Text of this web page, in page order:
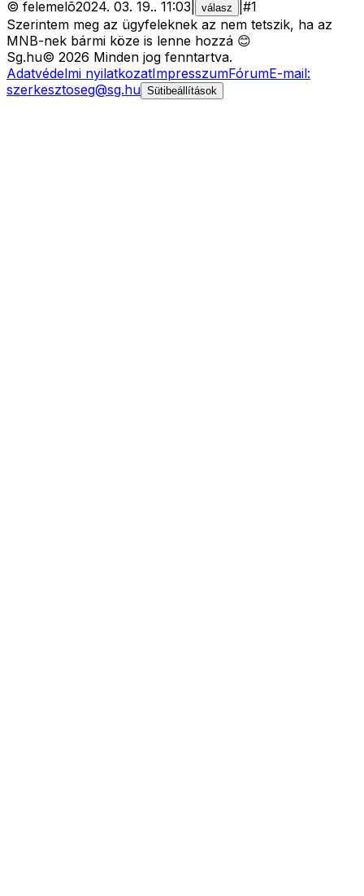
© felemelõ2024. 03. 19.. 11:03 válasz #1
Szerintem meg az ügyfeleknek az nem tetszik, ha az
MNB-nek bármi köze is lenne hozzá 😊
Sg.hu© 2026 Minden jog fenntartva.
Adatvédelmi nyilatkozatImpresszumFórumE-mail:
szerkesztoseg@sg.hu Sütibeállítások